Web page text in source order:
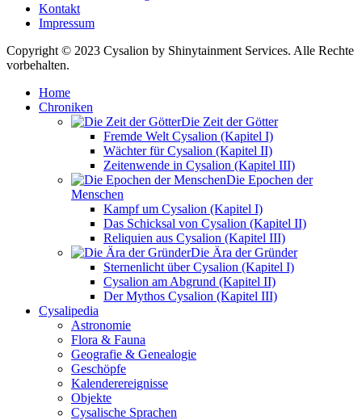
Kontakt
Impressum
Copyright © 2023 Cysalion by Shinytainment Services. Alle Rechte
vorbehalten.
Home
Chroniken
Die Zeit der Götter
Fremde Welt Cysalion (Kapitel I)
Wächter für Cysalion (Kapitel II)
Zeitenwende in Cysalion (Kapitel III)
Die Epochen der
Menschen
Kampf um Cysalion (Kapitel I)
Das Schicksal von Cysalion (Kapitel II)
Reliquien aus Cysalion (Kapitel III)
Die Ära der Gründer
Sternenlicht über Cysalion (Kapitel I)
Cysalion am Abgrund (Kapitel II)
Der Mythos Cysalion (Kapitel III)
Cysalipedia
Astronomie
Flora & Fauna
Geografie & Genealogie
Geschöpfe
Kalenderereignisse
Objekte
Cysalische Sprachen